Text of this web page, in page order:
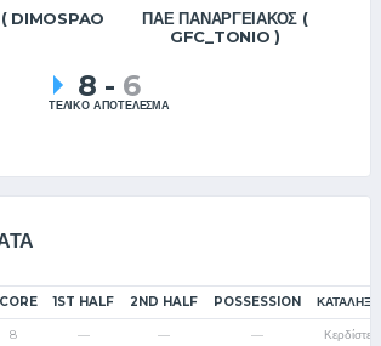
DIMOSPAO
ΠΑΕ ΠΑΝΑΡΓΕΙΑΚΟΣ (
GFC_TONIO )
8 - 6
ΤΕΛΙΚΟ ΑΠΟΤΕΛΕΣΜΑ
1ST HALF 2ND HALF POSSESSION ΚΑΤΆΛΗΞΗ
8 — — — Κερδίστε